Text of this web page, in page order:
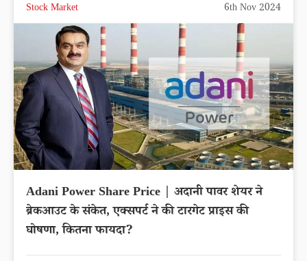
Stock Market 6th Nov 2024
Adani Power Share Price | अदानी पावर शेयर ने
ब्रेकआउट के संकेत, एक्सपर्ट ने की टारगेट प्राइस की
घोषणा, कितना फायदा?